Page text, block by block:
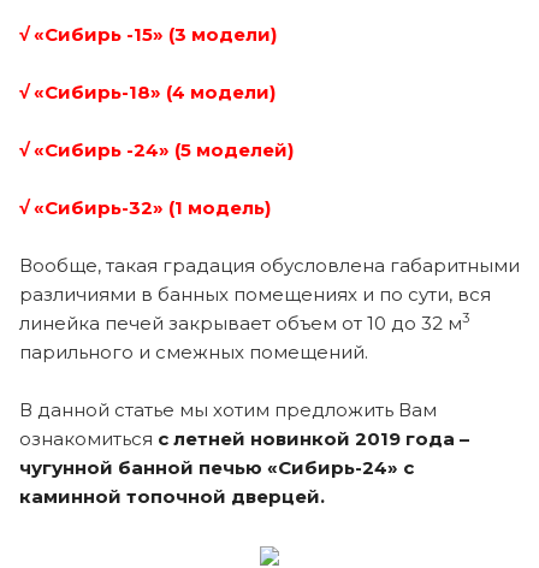
√ «Сибирь -15» (3 модели)
√ «Сибирь-18» (4 модели)
√ «Сибирь -24» (5 моделей)
√ «Сибирь-32» (1 модель)
Вообще, такая градация обусловлена габаритными
различиями в банных помещениях и по сути, вся
линейка печей закрывает объем от 10 до 32 м3
парильного и смежных помещений.
В данной статье мы хотим предложить Вам
ознакомиться с летней новинкой 2019 года –
чугунной банной печью «Сибирь-24» с
каминной топочной дверцей.